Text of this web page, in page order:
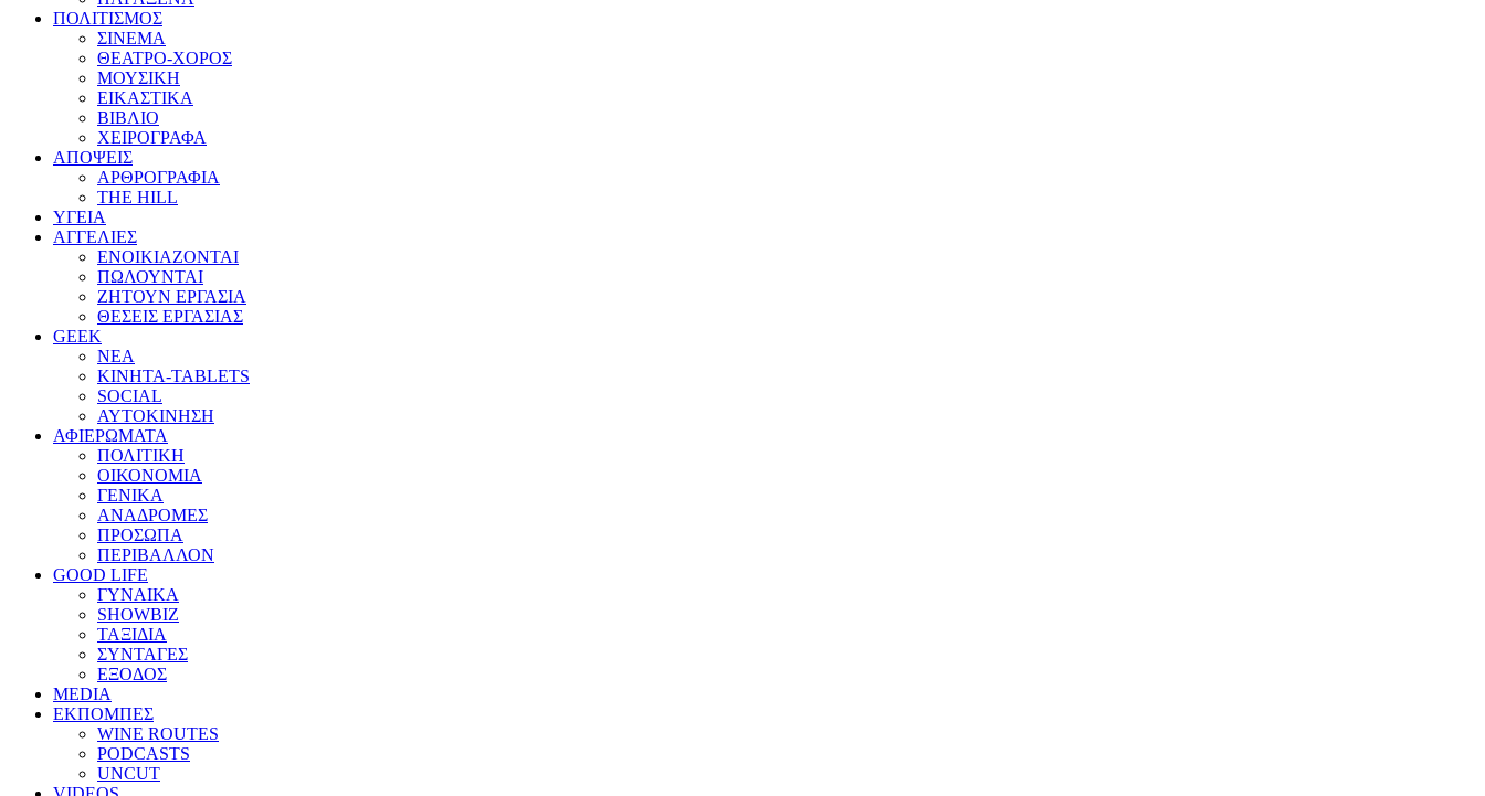
ΠΟΛΙΤΙΣΜΟΣ
ΣΙΝΕΜΑ
ΘΕΑΤΡΟ-ΧΟΡΟΣ
ΜΟΥΣΙΚΗ
ΕΙΚΑΣΤΙΚΑ
ΒΙΒΛΙΟ
ΧΕΙΡΟΓΡΑΦΑ
ΑΠΟΨΕΙΣ
ΑΡΘΡΟΓΡΑΦΙΑ
THE HILL
ΥΓΕΙΑ
ΑΓΓΕΛΙΕΣ
ΕΝΟΙΚΙΑΖΟΝΤΑΙ
ΠΩΛΟΥΝΤΑΙ
ΖΗΤΟΥΝ ΕΡΓΑΣΙΑ
ΘΕΣΕΙΣ ΕΡΓΑΣΙΑΣ
GEEK
ΝΕΑ
ΚΙΝΗΤΑ-TABLETS
SOCIAL
ΑΥΤΟΚΙΝΗΣΗ
ΑΦΙΕΡΩΜΑΤΑ
ΠΟΛΙΤΙΚΗ
ΟΙΚΟΝΟΜΙΑ
ΓΕΝΙΚΑ
ΑΝΑΔΡΟΜΕΣ
ΠΡΟΣΩΠΑ
ΠΕΡΙΒΑΛΛΟΝ
GOOD LIFE
ΓΥΝΑΙΚΑ
SHOWBIZ
ΤΑΞΙΔΙΑ
ΣΥΝΤΑΓΕΣ
ΕΞΟΔΟΣ
MEDIA
ΕΚΠΟΜΠΕΣ
WINE ROUTES
PODCASTS
UNCUT